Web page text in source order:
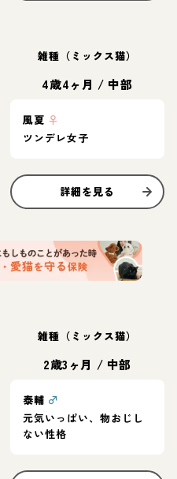
雑種（ミックス猫）
4歳4ヶ月 / 中部
風夏 ♀
ツンデレ女子
詳細を見る
雑種（ミックス猫）
2歳3ヶ月 / 中部
泰輔 ♂
元気いっぱい、物おじし
ない性格